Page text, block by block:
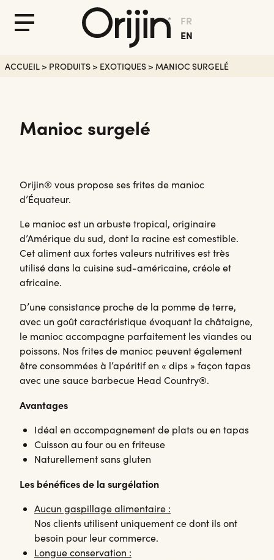
Menu
FR
EN
ACCUEIL > PRODUITS > EXOTIQUES > MANIOC SURGELÉ
Manioc surgelé
Orijin® vous propose ses frites de manioc
d’Équateur.
Le manioc est un arbuste tropical, originaire
d’Amérique du sud, dont la racine est comestible.
Cet aliment aux fortes valeurs nutritives est très
utilisé dans la cuisine sud-américaine, créole et
africaine.
D’une consistance proche de la pomme de terre,
avec un goût caractéristique évoquant la châtaigne,
le manioc accompagne parfaitement les viandes ou
poissons. Nos frites de manioc peuvent également
être consommées à l’apéritif en « dips » façon tapas
avec une sauce barbecue Head Country®.
Avantages
Idéal en accompagnement de plats ou en tapas
Cuisson au four ou en friteuse
Naturellement sans gluten
Les bénéfices de la surgélation
Aucun gaspillage alimentaire :
Nos clients utilisent uniquement ce dont ils ont
besoin pour leur commerce.
Longue conservation :
Fermer